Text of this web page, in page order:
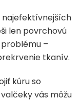
najefektívnejších
len povrchovú
–
tkanív.
kúru so
vás môžu